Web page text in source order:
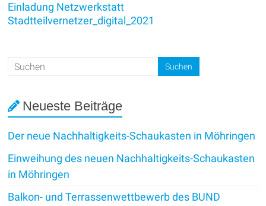
Einladung Netzwerkstatt
Stadtteilvernetzer_digital_2021
Neueste Beiträge
Der neue Nachhaltigkeits-Schaukasten in Möhringen
Einweihung des neuen Nachhaltigkeits-Schaukasten
in Möhringen
Balkon- und Terrassenwettbewerb des BUND